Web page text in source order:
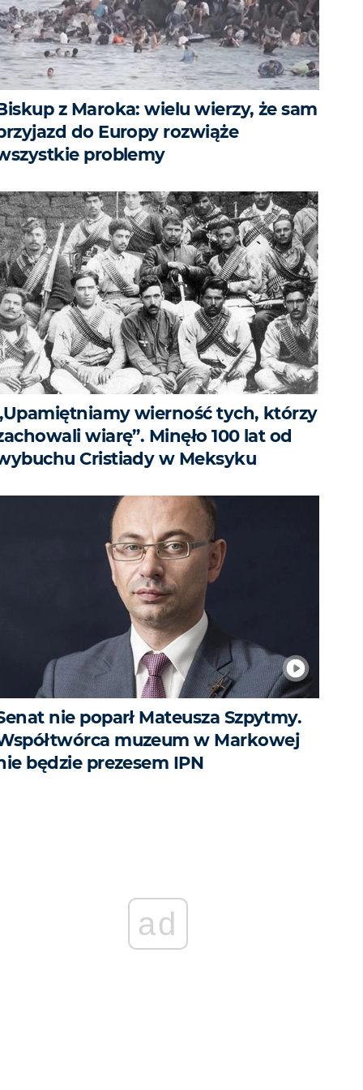
z Maroka: wielu wierzy, że sam
do Europy rozwiąże
problemy
wierność tych, którzy
wiarę”. Minęło 100 lat od
Cristiady w Meksyku
nie poparł Mateusza Szpytmy.
muzeum w Markowej
będzie prezesem IPN
ad